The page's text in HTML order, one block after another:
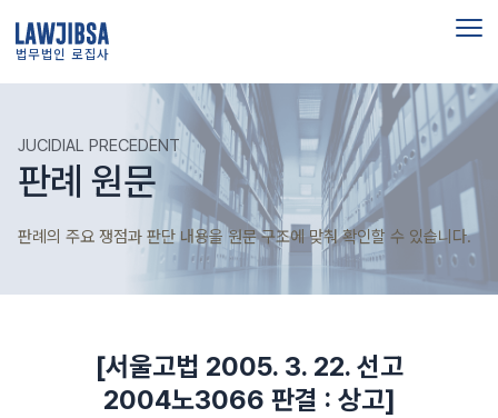
법무법인 로집사
JUCIDIAL PRECEDENT
판례 원문
판례의 주요 쟁점과 판단 내용을 원문 구조에 맞춰 확인할 수 있습니다.
[서울고법 2005. 3. 22. 선고
2004노3066 판결 : 상고]